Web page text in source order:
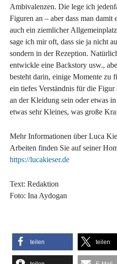
Ambivalenzen. Die lege ich
Figuren an – aber dass man
auch ein ziemlicher
sage ich mir oft, dass sie ja nicht
sondern in der Rezeption.
entwickle eine Backstory usw.,
besteht darin, einige Momente zu
ein tiefes Verständnis für die
an der Kleidung sein oder etwas
etwas sehr Kleines, was große
Mehr Informationen über Luca
Arbeiten finden Sie auf seiner
https://lucakieser.de
Text: Redaktion
Foto: Ina Aydogan
teilen teilen